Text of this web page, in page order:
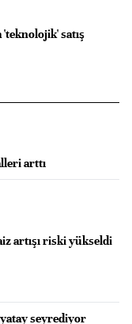
satış
arttı
artışı riski yükseldi
yatay seyrediyor